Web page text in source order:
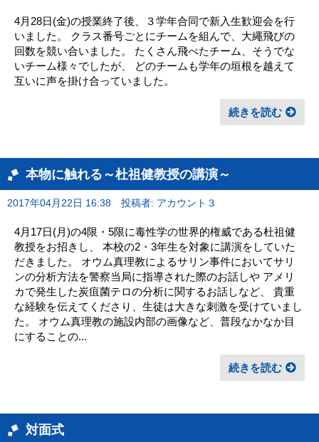
4月28日(金)の授業終了後、３学年合同で新入生歓迎会を行
いました。 クラス番号ごとにチームを組んで、大繩飛びの
回数を競い合いました。 たくさん飛べたチーム、そうでな
いチーム様々でしたが、 どのチームも学年の垣根を越えて
互いに声を掛け合っていました。
続きを読む
本物に触れる～杜祖健教授の講演～
2017年04月22日 16:38 投稿者: アカウント３
4月17日(月)の4限・5限に毒性学の世界的権威である杜祖健
教授をお招きし、 本校の2・3年生を対象に講演をしていた
だきました。 オウム真理教によるサリン事件においてサリ
ンの分析方法を警察当局に指導された際のお話しや アメリ
カで発生した炭疽菌テロの分析に関するお話しなど、 貴重
な経験を伝えてくださり、生徒は大きな刺激を受けていまし
た。 オウム真理教の施設内部の画像など、普段なかなか目
にすることの...
続きを読む
対面式